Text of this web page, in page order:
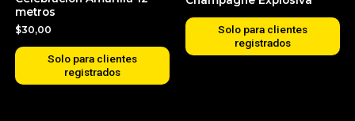
metros
$30,00
Solo para clientes
registrados
Solo para clientes
registrados